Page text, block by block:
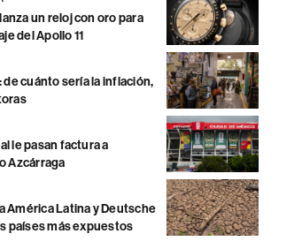
un reloj con oro para
del Apollo 11
cuánto sería la inflación,
le pasan factura a
Azcárraga
América Latina y Deutsche
países más expuestos